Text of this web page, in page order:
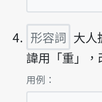
形容詞 大人
諱用「重」，
第4項釋義的
用例：